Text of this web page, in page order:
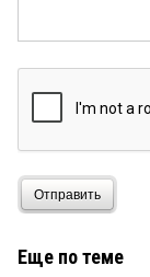
Отправить
Еще по теме